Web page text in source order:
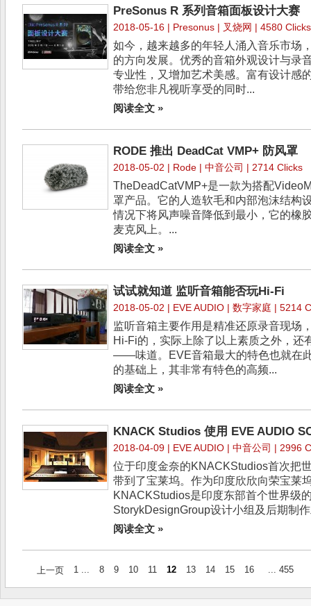
PreSonus R 系列音箱面板设计大赛
2018-05-16 | Presonus | 叉烧网 | 4580 Clicks
如今，越来越多的年轻人涌入音乐市场
的方向发展。优秀的音箱外观设计与录
专业性，又增加艺术美感。富有设计感
带给您非凡视听享受的同时...
阅读全文 »
RODE 推出 DeadCat VMP+ 防风罩
2018-05-02 | Rode | 中音公司 | 2714 Clicks
TheDeadCatVMP+是一款为搭配
罩产品。它的人造软毛和内部泡沫结构
情况下将风声噪音降低到最小，它的橡
麦克风上。...
阅读全文 »
试试就知道 监听音箱能否玩Hi-Fi
2018-05-02 | EVE AUDIO | 数字家庭 | 5214
监听音箱主要作用是精准还原录音现场
Hi-Fi的，实际上除了以上素质之外，还
——味道。EVE音箱最大的特色也就在
的基础上，其非常有特色的高频...
阅读全文 »
KNACK Studios 使用 EVE AUDIO
2018-04-09 | EVE AUDIO | 中音公司 | 2996
位于印度金奈的KNACKStudios首次把
带到了宝莱坞。作为印度欣欣向荣宝莱
KNACKStudios是印度东部首个世界级
StorykDesignGroup设计小组及后期制
阅读全文 »
上一页 1 ... 8 9 10 11 12 13 14 15 16 ... 455